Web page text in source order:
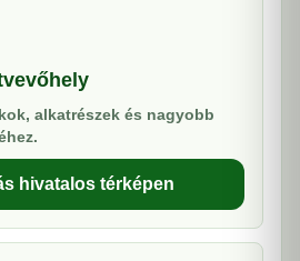
alkatrészek és nagyobb
hivatalos térképen